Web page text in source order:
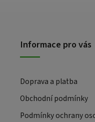
Informace pro vás
Doprava a platba
Obchodní podmínky
Podmínky ochrany